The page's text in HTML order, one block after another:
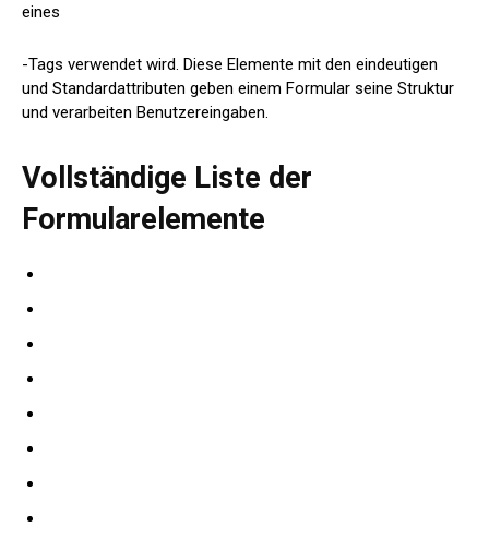
eines
-Tags verwendet wird. Diese Elemente mit den eindeutigen
und Standardattributen geben einem Formular seine Struktur
und verarbeiten Benutzereingaben.
Vollständige Liste der
Formularelemente